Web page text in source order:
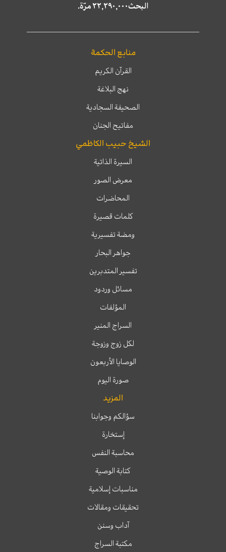
البحث٢٢,٢٩٠,٠٠٠ مرّة.
منابع الحكمة
القرآن الكريم
نهج البلاغة
الصحيفة السجادية
مفاتيح الجنان
الشيخ حبيب الكاظمي
السيرة الذاتية
معرض الصور
المحاضرات
كلمات قصيرة
ومضة تفسيرية
جواهر البحار
تفسير المتدبرين
مسائل وردود
المؤلفات
السراج المنير
لكل زوج وزوجة
الوصايا الأربعون
صورة اليوم
المزيد
سؤالكم وجوابنا
إستخارة
محاسبة النفس
كتابة الوصية
مناسبات إسلامية
تحقيقات ومقالات
آداب وسنن
مكتبة السراج